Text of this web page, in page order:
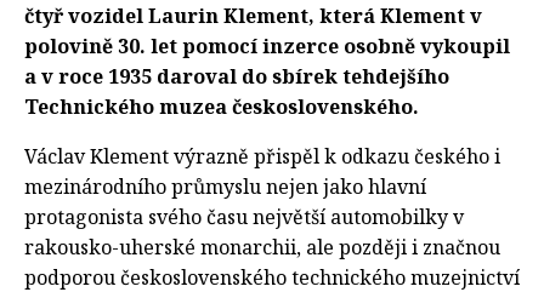
čtyř vozidel Laurin Klement, která Klement v
polovině 30. let pomocí inzerce osobně vykoupil
a v roce 1935 daroval do sbírek tehdejšího
Technického muzea československého.
Václav Klement výrazně přispěl k odkazu českého i
mezinárodního průmyslu nejen jako hlavní
protagonista svého času největší automobilky v
rakousko-uherské monarchii, ale později i značnou
podporou československého technického muzejnictví